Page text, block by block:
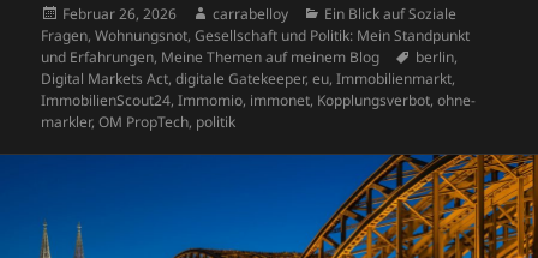
b
o
o
k
o
n
y A
p
p
a
m
dI
n
o
k
et
G a
d
s
di
t
d
P
re
ss
n
Veröffentlicht
am
Februar 26, 2026 Autor
carrabelloy Kategorien
Ein Blick auf Soziale
Fragen, Wohnungsnot, Gesellschaft und Politik: Mein Standpunkt
und Erfahrungen, Meine Themen auf meinem Blog Schlagwörter
berlin,
Digital Markets Act,digitale Gatekeeper,eu,Immobilienmarkt,
ImmobilienScout24,Immomio, immonet, Kopplungsverbot,ohne-
markler,OM PropTech, politik